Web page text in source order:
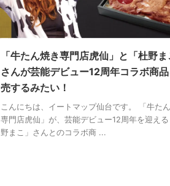
「牛たん焼き専門店虎仙」と「杜野
さんが芸能デビュー12周年コラボ商
売するみたい！
こんにちは、イートマップ仙台です。 「牛た
専門店虎仙」が、芸能デビュー12周年を迎え
野まこ」さんとのコラボ商 ...